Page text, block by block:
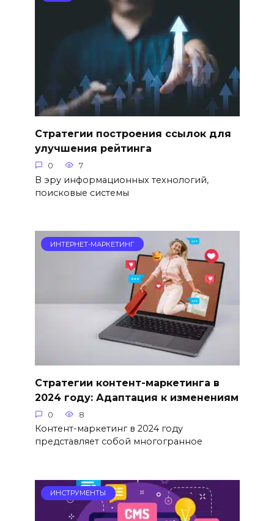
Стратегии построения ссылок для
улучшения рейтинга
0 7
В эру информационных технологий,
поисковые системы
ИНТЕРНЕТ-МАРКЕТИНГ
Стратегии контент-маркетинга в
2024 году: Адаптация к изменениям
0 8
Контент-маркетинг в 2024 году
представляет собой многогранное
ИНСТРУМЕНТЫ